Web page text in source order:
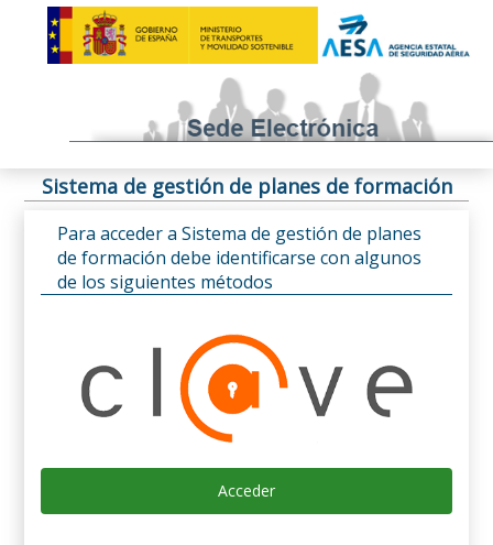
Sistema de gestión de planes de formación
Para acceder a Sistema de gestión de planes
de formación debe identificarse con algunos
de los siguientes métodos
Acceder